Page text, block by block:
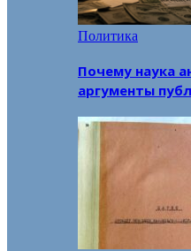
Политика
Почему наука
аргументы